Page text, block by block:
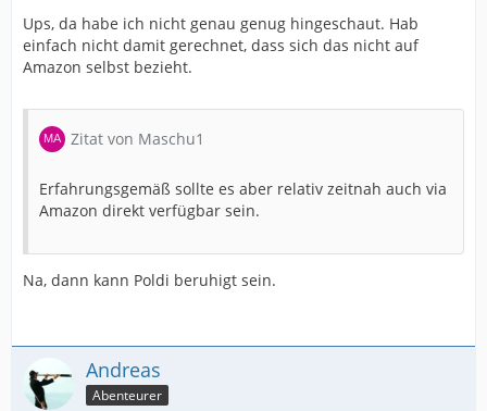
Ups, da habe ich nicht genau genug hingeschaut. Hab
einfach nicht damit gerechnet, dass sich das nicht auf
Amazon selbst bezieht.
Zitat von Maschu1
Erfahrungsgemäß sollte es aber relativ zeitnah auch via
Amazon direkt verfügbar sein.
Na, dann kann Poldi beruhigt sein.
Andreas
Abenteurer